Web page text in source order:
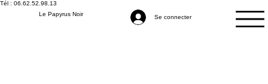
Le Papyrus Noir Se connecter
Tél : 06.62.52.98.13